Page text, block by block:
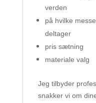
verden
på hvilke
deltager
pris sætning
materiale valg
Jeg tilbyder
snakker vi om